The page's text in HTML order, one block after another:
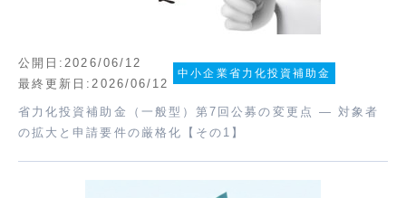
公開日:2026/06/12
最終更新日:2026/06/12
中小企業省力化投資補助金
省力化投資補助金（一般型）第7回公募の変更点 ― 対象者
の拡大と申請要件の厳格化【その1】